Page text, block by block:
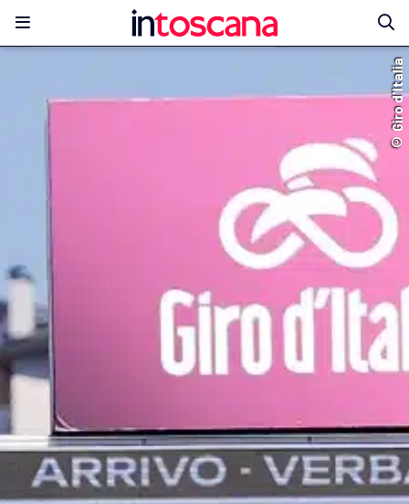
© Giro d'Italia